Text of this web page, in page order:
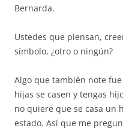
Bernarda.
Ustedes que piensan,
símbolo, ¿otro o ningún?
Algo que también note
hijas se casen y tengas
no quiere que se casa un
estado. Así que me